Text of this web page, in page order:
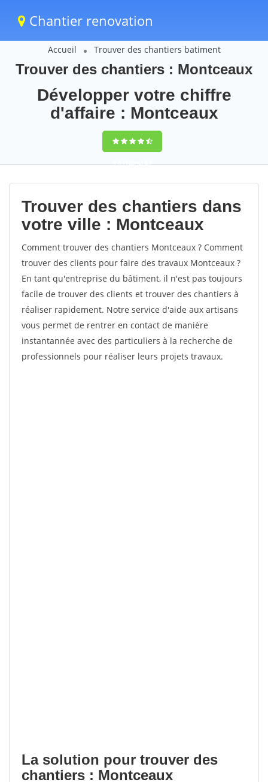
Chantier renovation
Accueil Trouver des chantiers batiment
Trouver des chantiers : Montceaux
Développer votre chiffre
d'affaire : Montceaux
9,5(100%)62
votes
Trouver des chantiers dans
votre ville : Montceaux
Comment trouver des chantiers Montceaux ? Comment
trouver des clients pour faire des travaux Montceaux ?
En tant qu'entreprise du bâtiment, il n'est pas toujours
facile de trouver des clients et trouver des chantiers à
réaliser rapidement. Notre service d'aide aux artisans
vous permet de rentrer en contact de manière
instantannée avec des particuliers à la recherche de
professionnels pour réaliser leurs projets travaux.
La solution pour trouver des
chantiers : Montceaux